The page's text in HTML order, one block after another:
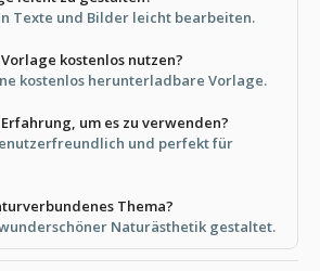
Texte und Bilder leicht bearbeiten.
kostenlos nutzen?
kostenlos herunterladbare Vorlage.
um es zu verwenden?
und perfekt für
Thema?
wunderschöner Naturästhetik gestaltet.